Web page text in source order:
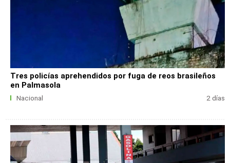
Tres policías aprehendidos por fuga de reos brasileños
en Palmasola
Nacional 2 días